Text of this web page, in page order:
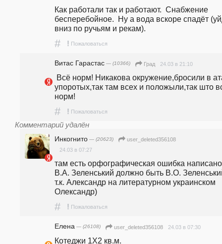
Как работали так и работают.  Снабжение
бесперебойное.  Ну а вода вскоре спадёт
вниз по ручьям и рекам).
# ! Пожаловаться
Витас Гарастас — (10366) Град 24.03 в 21:10
упоротых,так там всех и положыли,так што
норм!
# ! Пожаловаться
Комментарий удалён
Инкогнито — (20623)
user_deleted356108
24.03 в 07:27
там есть орфографическая ошибка написано
В.А. Зеленський должно быть В.О.
т.к. Александр на литературном украинском
Олександр)
# ! Пожаловаться
Елена — (26108) user_deleted356108 24.03 в 07:30
Котеджи 1X2 кв.м.